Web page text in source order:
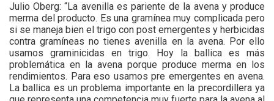
Julio Oberg: “La avenilla es pariente de la avena y produce
merma del producto. Es una gramínea muy complicada pero
si se maneja bien el trigo con post emergentes y herbicidas
contra gramíneas no tienes avenilla en la avena. Por ello
usamos graminicidas en trigo. Hoy la ballica es más
problemática en la avena porque produce merma en los
rendimientos. Para eso usamos pre emergentes en avena.
La ballica es un problema importante en la precordillera ya